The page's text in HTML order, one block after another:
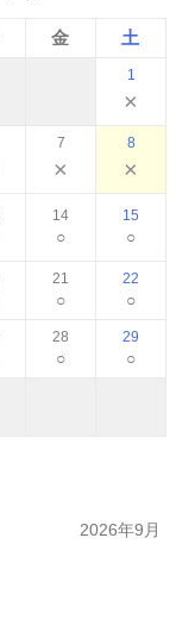
金 土
1
×
7
×
8
×
14
○
15
○
21
○
22
○
28
○
29
○
2026年9月